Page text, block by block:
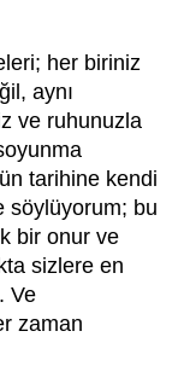
her biriniz
aynı
ve ruhunuzla
tarihine kendi
söylüyorum; bu
bir onur ve
sizlere en
Ve
zaman